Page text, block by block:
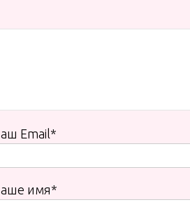
Email*
имя*